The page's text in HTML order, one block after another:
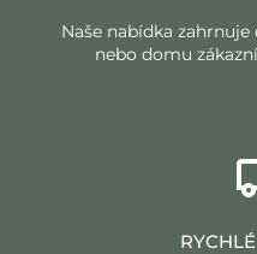
Naše nabídka
nebo domu